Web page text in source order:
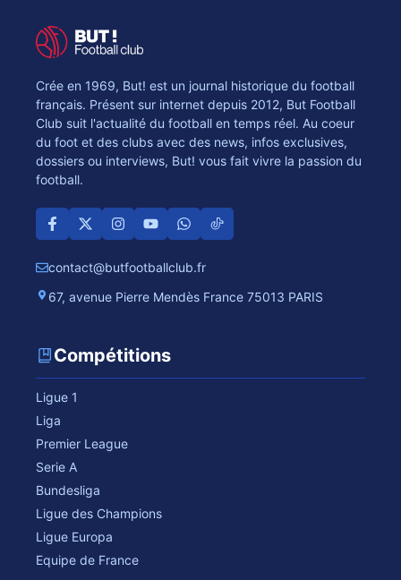
Crée en 1969, But! est un journal historique du football
français. Présent sur internet depuis 2012, But Football
Club suit l'actualité du football en temps réel. Au coeur
du foot et des clubs avec des news, infos exclusives,
dossiers ou interviews, But! vous fait vivre la passion du
football.
contact@butfootballclub.fr
67, avenue Pierre Mendès France 75013 PARIS
Compétitions
Ligue 1
Liga
Premier League
Serie A
Bundesliga
Ligue des Champions
Ligue Europa
Equipe de France